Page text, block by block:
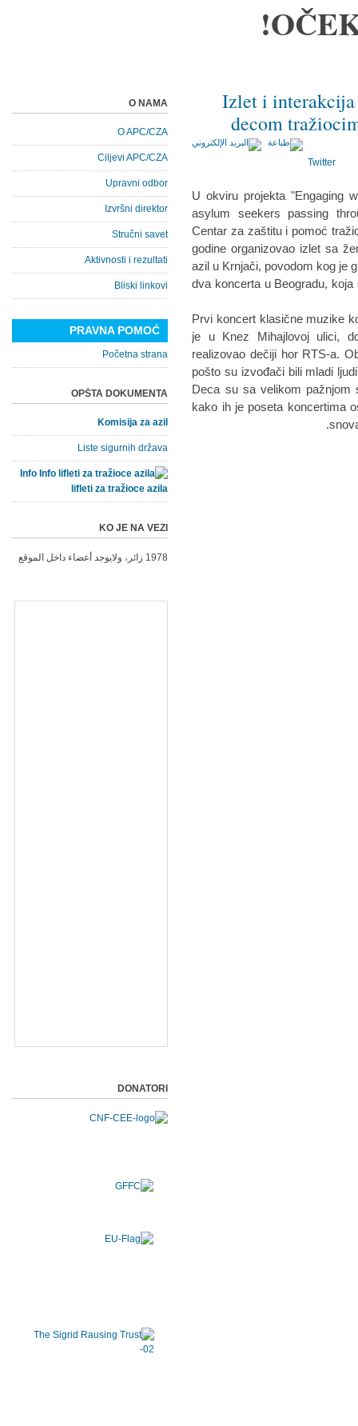
Izlet i interakcija
decom
Twitter
U okviru projekta "Engaging
asylum seekers passing
Centar za zaštitu i pomoć
godine organizovao izlet sa
azil u Krnjači, povodom kog je
dva koncerta u Beogradu,
Prvi koncert klasične muzike
je u Knez Mihajlovoj ulici,
realizovao dečiji hor RTS-a.
pošto su izvođači bili mladi
Deca su sa velikom pažnjom
kako ih je poseta koncertima
O NAMA
O APC/CZA
Ciljevi APC/CZA
Upravni odbor
Izvršni direktor
Stručni savet
Aktivnosti i rezultati
Bliski linkovi
PRAVNA POMOĆ
Početna strana
OPŠTA DOKUMENTA
Komisija za azil
Liste sigurnih država
Info
lifleti za tražioce azila
KO JE NA VEZI
1978 زائر، ولايوجد أعضاء داخل الموقع
DONATORI